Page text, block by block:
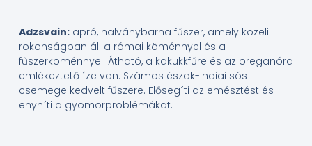
Adzsvain:apró, halványbarna fűszer, amely közeli
rokonságban áll a római köménnyel és a
fűszerköménnyel. Átható, a kakukkfűre és az oreganóra
emlékeztető íze van. Számos észak-indiai sós
csemege kedvelt fűszere. Elősegíti az emésztést és
enyhíti a gyomorproblémákat.